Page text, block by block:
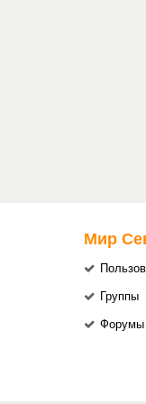
Мир
Группы
Форумы